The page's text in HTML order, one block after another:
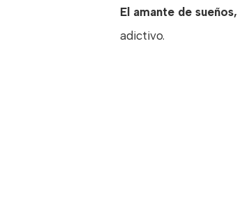
El amante de sueños,
adictivo.